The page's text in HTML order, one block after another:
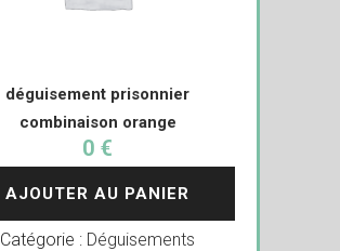
déguisement prisonnier
combinaison orange
0 €
AJOUTER AU PANIER
Catégorie : Déguisements